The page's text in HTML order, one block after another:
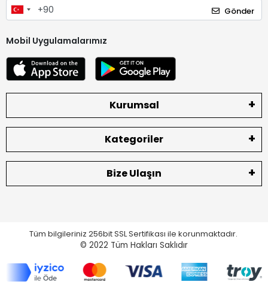
Gönder
Mobil Uygulamalarımız
Kurumsal
Kategoriler
Bize Ulaşın
Tüm bilgileriniz 256bit SSL Sertifikası ile korunmaktadır.
© 2022 Tüm Hakları Saklıdır